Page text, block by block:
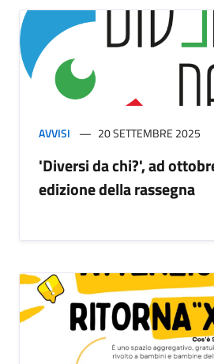
AVVISI 20 SETTEMBRE 2025
'Diversi da chi?', ad
edizione della rassegna